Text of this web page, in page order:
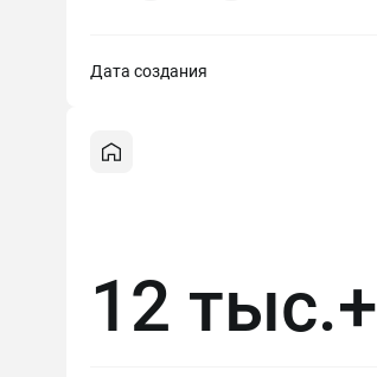
Дата создания
12 тыс.+